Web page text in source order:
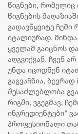
წიგნები,
წიგნების
გადავწყვიტე
იტალიურად.
ყველამ გაიცნოს
აღგვიქვან. ჩვენ
უნდა იცოდნენ
გაგვაჩნია,
შესაძლებლობა
რიგში, ვგეგმავ,
ინგრედიენტები"
პროფესიონალი